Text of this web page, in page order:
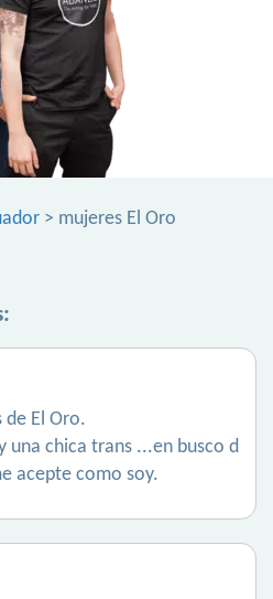
> mujeres El Oro
de El Oro.
una chica trans ...en busco d
acepte como soy.